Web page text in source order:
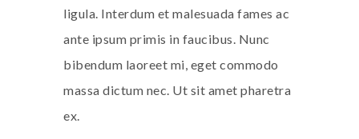
ligula. Interdum et malesuada fames ac
ante ipsum primis in faucibus. Nunc
bibendum laoreet mi, eget commodo
massa dictum nec. Ut sit amet pharetra
ex.